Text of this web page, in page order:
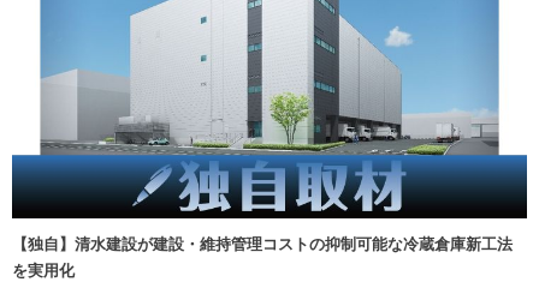
【独自】清水建設が建設・維持管理コストの抑制可能な冷蔵倉庫新工法
を実用化